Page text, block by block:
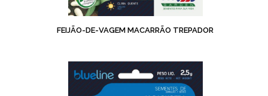
FEIJÃO-DE-VAGEM MACARRÃO TREPADOR